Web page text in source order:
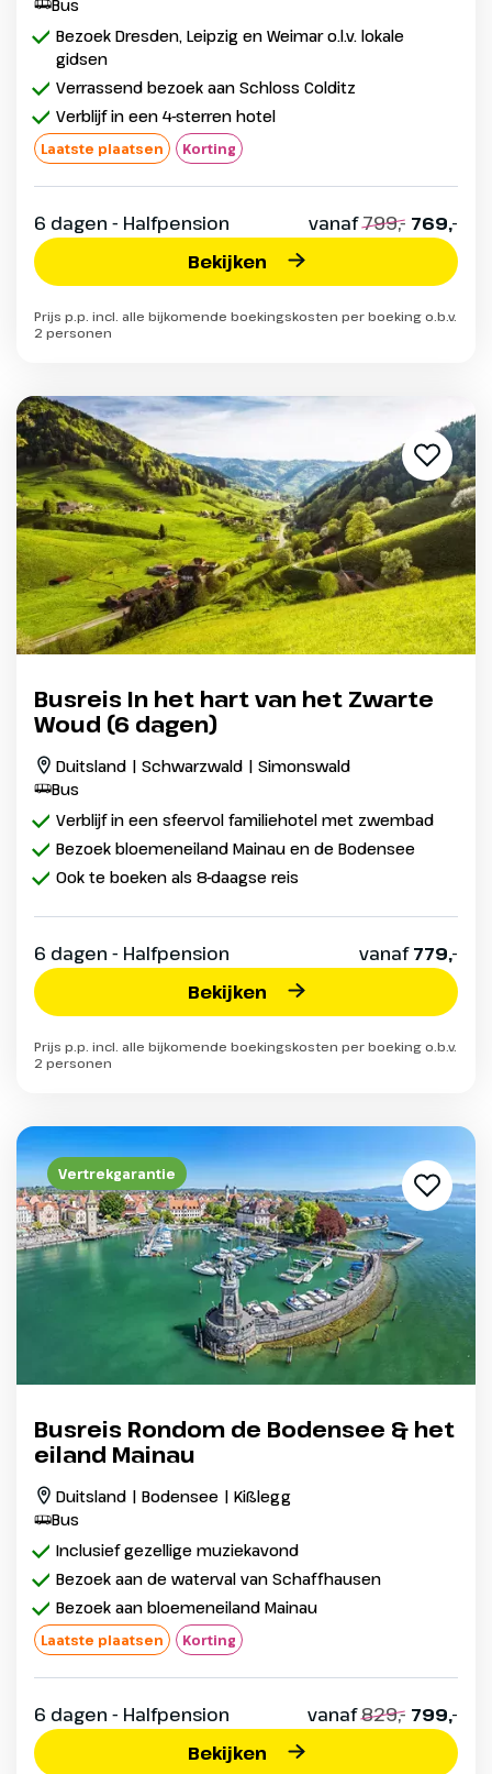
Bus
Bezoek Dresden, Leipzig en Weimar o.l.v. lokale
gidsen
Verrassend bezoek aan Schloss Colditz
Verblijf in een 4-sterren hotel
Laatste plaatsen Korting
6 dagen - Halfpension vanaf799,- 769,-
Bekijken
Prijs p.p. incl. alle bijkomende boekingskosten per boeking o.b.v.
2 personen
Busreis In het hart van het Zwarte
Woud (6 dagen)
Duitsland | Schwarzwald | Simonswald
Bus
Verblijf in een sfeervol familiehotel met zwembad
Bezoek bloemeneiland Mainau en de Bodensee
Ook te boeken als 8-daagse reis
6 dagen - Halfpension vanaf779,-
Bekijken
Prijs p.p. incl. alle bijkomende boekingskosten per boeking o.b.v.
2 personen
Vertrekgarantie
Busreis Rondom de Bodensee & het
eiland Mainau
Duitsland | Bodensee | Kißlegg
Bus
Inclusief gezellige muziekavond
Bezoek aan de waterval van Schaffhausen
Bezoek aan bloemeneiland Mainau
Laatste plaatsen Korting
6 dagen - Halfpension vanaf829,- 799,-
Bekijken